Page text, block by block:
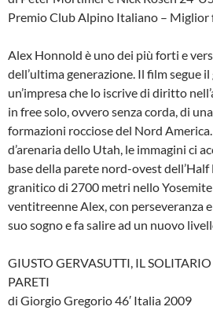
Premio Club Alpino Italiano –
Alex Honnold è uno dei più forti e
dell’ultima generazione. Il film segue
un’impresa che lo iscrive di diritto
in free solo, ovvero senza corda, di
formazioni rocciose del Nord
d’arenaria dello Utah, le immagini ci
base della parete nord-ovest dell’Half
granitico di 2700 metri nello
ventitreenne Alex, con perseveranza
suo sogno e fa salire ad un nuovo
GIUSTO GERVASUTTI, IL
PARETI
di Giorgio Gregorio 46′ Italia 2009